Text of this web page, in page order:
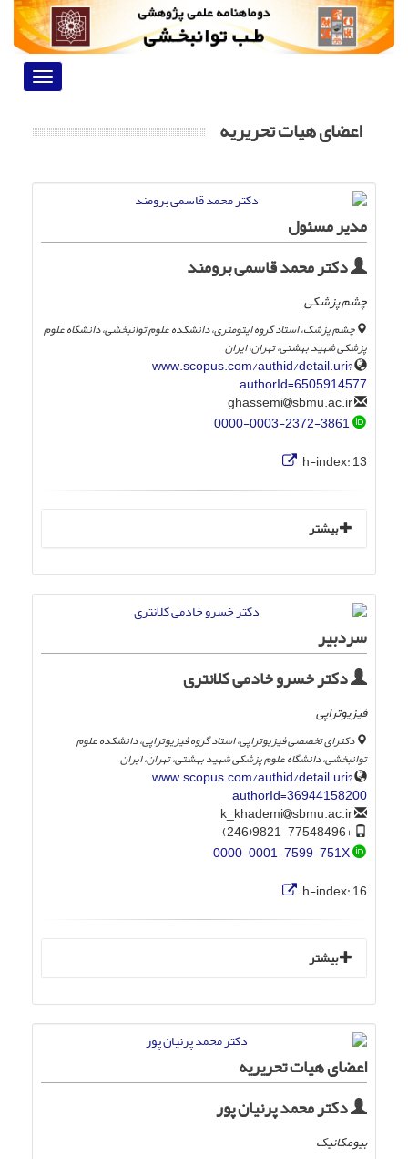
Toggle
اعضای هیات تحریریه
مدیر مسئول
دکتر محمد قاسمی برومند
چشم پزشکی
چشم پزشک، استاد گروه اپتومتری، دانشکده علوم توانبخشی، دانشگاه علوم
پزشکی شهید بهشتی، تهران، ایران
www.scopus.com/authid/detail.uri?
authorId=6505914577
sbmu.ac.ir
0000-0003-2372-3861
h-index:13
بیشتر
سردبیر
دکتر خسرو خادمی کلانتری
فیزیوتراپی
دکترای تخصصی فیزیوتراپی، استاد گروه فیزیوتراپی، دانشکده علوم
توانبخشی، دانشگاه علوم پزشکی شهید بهشتی، تهران، ایران
www.scopus.com/authid/detail.uri?
authorId=36944158200
sbmu.ac.ir
+9821-77548496(246)
0000-0001-7599-751X
h-index:16
بیشتر
اعضای هیات تحریریه
دکتر محمد پرنیان پور
بیومکانیک